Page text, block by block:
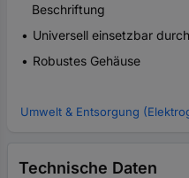
Beschriftung
Universell einsetzbar
Robustes Gehäuse
Umwelt & Entsorgung
Technische Daten